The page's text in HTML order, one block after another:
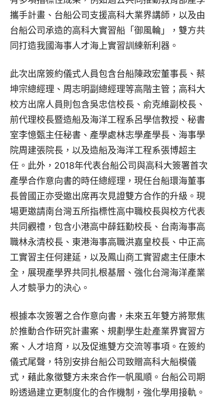
攜手計畫、台船公司支援高科大業界講師，以及由
台船公司承造的高科大實習船「御風輪」，雙方共
同打造我國海事人才海上實習訓練新利器。
此次出席簽約儀式人員包含台船陳政宏董事長、蔡
坤宗總經理、周志明副總經理等高階主管；高科大
校方出席人員則包含吳忠信校長、俞克維副校長、
前代理校長暨造船及海洋工程系呂學信教授、秘書
室李憶甄主任秘書、產學處林志學產學長、海事學
院周建張院長，以及造船及海洋工程系張博超主
任。此外，2018年代表台船公司與高科大簽署首次
產學合作意向書的時任總經理，現任台船環海董事
長曾國正亦受邀出席再次見證雙方合作的升級。現
場更邀請南台灣五所指標性高中職校長與校方代表
共同觀禮，包含小港高中薛鈺勤校長、台南海事高
職林永清校長、東港海事高職洪嘉皇校長、中正高
工實習主任何建延，以及鳳山商工實習處主任康木
全，展現產學界共同扎根基層、強化台灣海洋產業
人才競爭力的決心。
根據本次簽署之合作意向書，未來五年雙方將聚焦
於推動合作研究計畫案、規劃學生赴產業界實習方
案、人才培育，以及促進雙方交流等事項。在簽約
儀式尾聲，特別安排台船公司致贈高科大船模儀
式，藉此象徵雙方未來合作一帆風順。台船公司期
盼透過建立更制度化的合作機制，強化學用接軌。